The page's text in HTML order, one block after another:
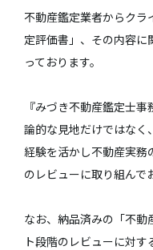
不動産鑑定業者からクラ
定評価書」、その内容に
っております。
『みづき不動産鑑定士
論的な見地だけではなく
経験を活かし不動産実務
のレビューに取り組んで
なお、納品済みの「不動
ト段階のレビューに対